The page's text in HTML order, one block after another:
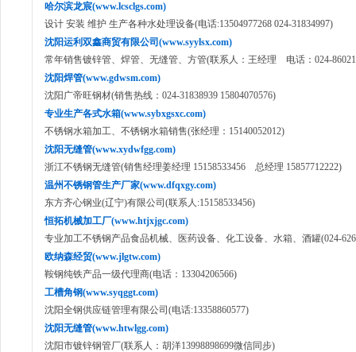
哈尔滨龙宸(www.lcsclgs.com)
设计 安装 维护 生产各种水处理设备(电话:13504977268 024-31834997)
沈阳运利双鑫商贸有限公司(www.syylsx.com)
常年销售镀锌管、焊管、无缝管、方管(联系人：王经理 电话：024-
沈阳焊管(www.gdwsm.com)
沈阳广帝旺钢材(销售热线：024-31838939 15804070576)
专业生产各式水箱(www.sybxgsxc.com)
不锈钢水箱加工、不锈钢水箱销售(张经理：15140052012)
沈阳无缝管(www.xydwfgg.com)
浙江不锈钢无缝管(销售经理姜经理 15158533456 总经理 15857712222)
温州不锈钢管生产厂家(www.dfqxgy.com)
东方齐心钢业(辽宁)有限公司(联系人:15158533456)
恒拓机械加工厂(www.htjxjgc.com)
专业加工不锈钢产品食品机械、医药设备、化工设备、水箱、酒罐(024-
欧纳森经贸(www.jlgtw.com)
鞍钢纯铁产品一级代理商(电话：13304206566)
工槽角钢(www.syqggt.com)
沈阳全钢供应链管理有限公司(电话:13358860577)
沈阳无缝管(www.htwlgg.com)
沈阳市镀锌钢管厂(联系人：胡洋13998898699微信同步)